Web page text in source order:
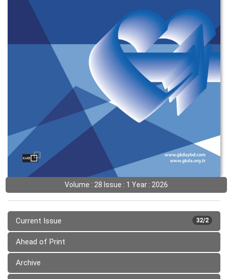
Volume : 28 Issue : 1 Year : 2026
32/2
Current Issue
Ahead of Print
Archive